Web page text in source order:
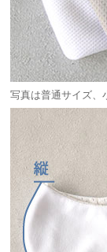
写真は普通サイズ、